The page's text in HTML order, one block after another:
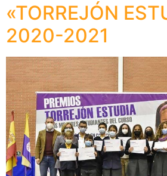
«TORREJÓN
2020-2021